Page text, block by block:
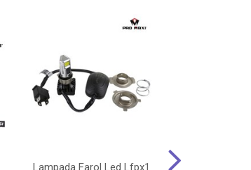
Lampada Farol Led Lfpx1